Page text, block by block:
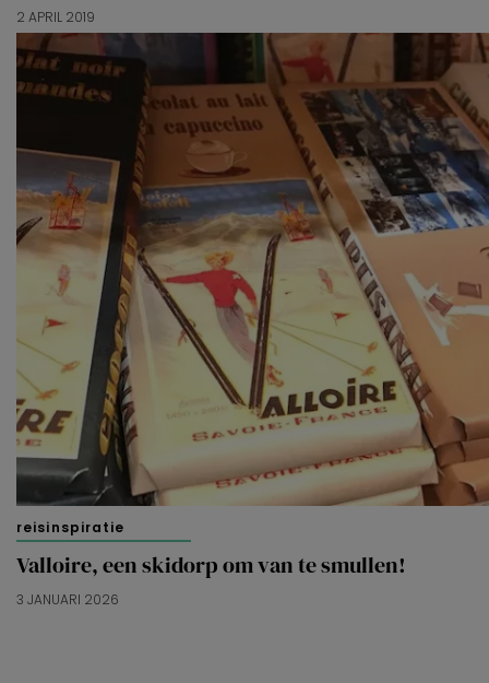
2 APRIL 2019
reisinspiratie
Valloire, een skidorp om van te smullen!
3 JANUARI 2026